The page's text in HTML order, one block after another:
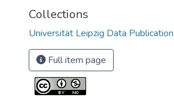
Collections
Universität Leipzig Data
Full item page